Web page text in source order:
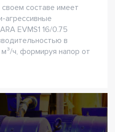
составе имеет
агрессивные
EVMS1 16/0.75
в
ч, формируя напор от